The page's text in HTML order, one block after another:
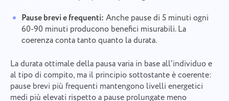
Pause brevi e frequenti: Anche pause di 5 minuti ogni
60-90 minuti producono benefici misurabili. La
coerenza conta tanto quanto la durata.
La durata ottimale della pausa varia in base all'individuo e
al tipo di compito, ma il principio sottostante è coerente:
pause brevi più frequenti mantengono livelli energetici
medi più elevati rispetto a pause prolungate meno